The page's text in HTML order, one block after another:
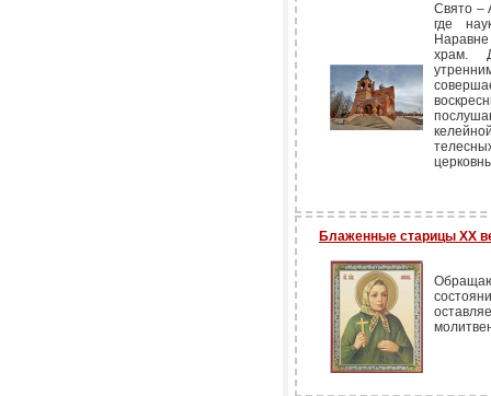
Свято –
где
храм.
Блаженные старицы ХХ